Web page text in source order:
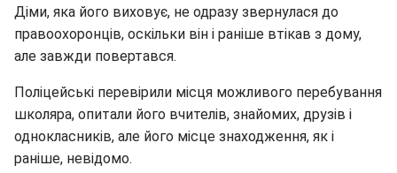
Діми, яка його виховує, не одразу звернулася до
правоохоронців, оскільки він і раніше втікав з дому,
але завжди повертався.
Поліцейські перевірили місця можливого перебування
школяра, опитали його вчителів, знайомих, друзів і
однокласників, але його місце знаходження, як і
раніше, невідомо.